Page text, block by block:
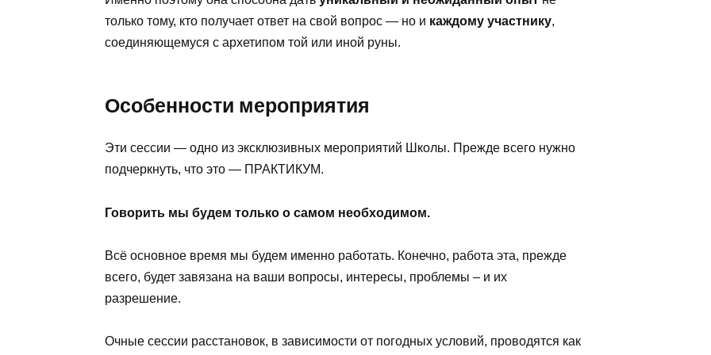
только тому, кто получает ответ на свой вопрос — но и каждому участнику,
соединяющемуся с архетипом той или иной руны.
Особенности мероприятия
Эти сессии — одно из эксклюзивных мероприятий Школы. Прежде всего нужно
подчеркнуть, что это — ПРАКТИКУМ.
Говорить мы будем только о самом необходимом.
Всё основное время мы будем именно работать. Конечно, работа эта, прежде
всего, будет завязана на ваши вопросы, интересы, проблемы – и их
разрешение.
Очные сессии расстановок, в зависимости от погодных условий, проводятся как